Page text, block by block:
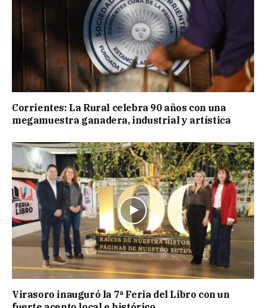
Corrientes: La Rural celebra 90 años con una
megamuestra ganadera, industrial y artística
Virasoro inauguró la 7ª Feria del Libro con un